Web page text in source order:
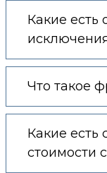
Какие есть
Что такое
Какие есть
стоимости